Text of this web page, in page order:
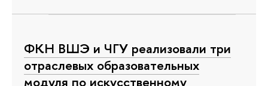
ФКН ВШЭ и ЧГУ реализовали три
отраслевых образовательных
модуля по искусственному